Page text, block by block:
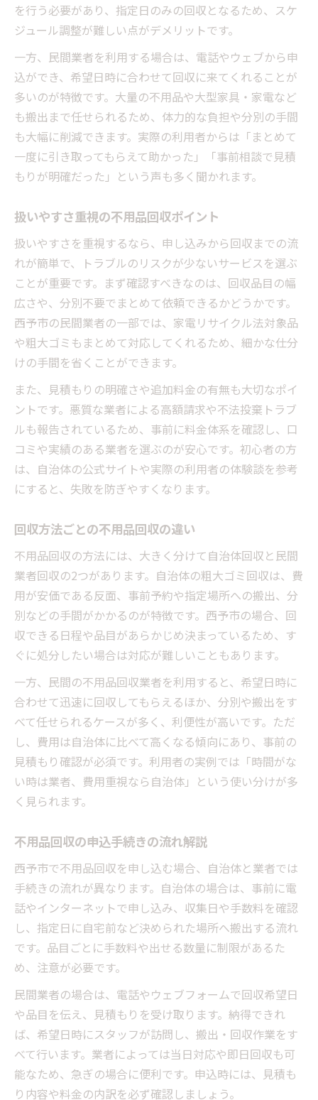
扱いやすい不用品回収業者の特徴
負担軽減を叶える不用品回収活用術
不用品回収の時短テクニック紹介
安全な不用品回収業者選びの極意
安全な不用品回収業者の見極め方
不用品回収で悪質業者を避ける方法
安心して頼める不用品回収選定術
回収業者選びの注意点とコツ解説
西予市における賢い処分方法を解説
西予市で選べる不用品回収の方法
不用品回収で賢く処分する手順とは
西予市の不用品回収ルールを徹底解説
効率的な不用品回収の流れを紹介
西予市で扱いやすい不用品回収術
無駄を省く不用品回収のポイント集
無駄なく進める不用品回収の秘訣
不用品回収でコスト削減する方法
扱いやすい不用品回収の実践例
失敗しない不用品回収の工夫とは
不用品回収で効率的に処分する技
を行う必要があり、指定日のみの回収となるため、スケ
ジュール調整が難しい点がデメリットです。
一方、民間業者を利用する場合は、電話やウェブから申
込ができ、希望日時に合わせて回収に来てくれることが
多いのが特徴です。大量の不用品や大型家具・家電など
も搬出まで任せられるため、体力的な負担や分別の手間
も大幅に削減できます。実際の利用者からは「まとめて
一度に引き取ってもらえて助かった」「事前相談で見積
もりが明確だった」という声も多く聞かれます。
扱いやすさ重視の不用品回収ポイント
扱いやすさを重視するなら、申し込みから回収までの流
れが簡単で、トラブルのリスクが少ないサービスを選ぶ
ことが重要です。まず確認すべきなのは、回収品目の幅
広さや、分別不要でまとめて依頼できるかどうかです。
西予市の民間業者の一部では、家電リサイクル法対象品
や粗大ゴミもまとめて対応してくれるため、細かな仕分
けの手間を省くことができます。
また、見積もりの明確さや追加料金の有無も大切なポイ
ントです。悪質な業者による高額請求や不法投棄トラブ
ルも報告されているため、事前に料金体系を確認し、口
コミや実績のある業者を選ぶのが安心です。初心者の方
は、自治体の公式サイトや実際の利用者の体験談を参考
にすると、失敗を防ぎやすくなります。
回収方法ごとの不用品回収の違い
不用品回収の方法には、大きく分けて自治体回収と民間
業者回収の2つがあります。自治体の粗大ゴミ回収は、費
用が安価である反面、事前予約や指定場所への搬出、分
別などの手間がかかるのが特徴です。西予市の場合、回
収できる日程や品目があらかじめ決まっているため、す
ぐに処分したい場合は対応が難しいこともあります。
一方、民間の不用品回収業者を利用すると、希望日時に
合わせて迅速に回収してもらえるほか、分別や搬出をす
べて任せられるケースが多く、利便性が高いです。ただ
し、費用は自治体に比べて高くなる傾向にあり、事前の
見積もり確認が必須です。利用者の実例では「時間がな
い時は業者、費用重視なら自治体」という使い分けが多
く見られます。
不用品回収の申込手続きの流れ解説
西予市で不用品回収を申し込む場合、自治体と業者では
手続きの流れが異なります。自治体の場合は、事前に電
話やインターネットで申し込み、収集日や手数料を確認
し、指定日に自宅前など決められた場所へ搬出する流れ
です。品目ごとに手数料や出せる数量に制限があるた
め、注意が必要です。
民間業者の場合は、電話やウェブフォームで回収希望日
や品目を伝え、見積もりを受け取ります。納得できれ
ば、希望日時にスタッフが訪問し、搬出・回収作業をす
べて行います。業者によっては当日対応や即日回収も可
能なため、急ぎの場合に便利です。申込時には、見積も
り内容や料金の内訳を必ず確認しましょう。